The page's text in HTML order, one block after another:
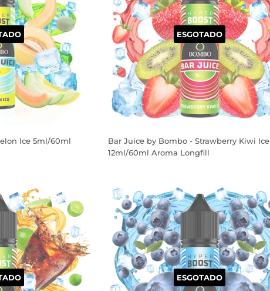
Ice 5ml/60ml
ESGOTADO
Bar Juice by Bombo - Strawberry Kiwi Ice
12ml/60ml Aroma Longfill
NORMAL
ESGOTADO